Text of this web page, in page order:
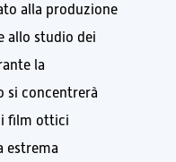
alla produzione
allo studio dei
la
si concentrerà
film ottici
estrema